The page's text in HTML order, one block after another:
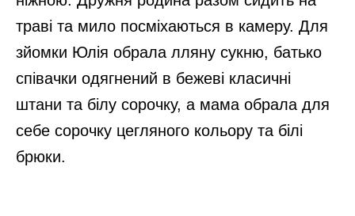
траві та мило посміхаються в камеру. Для
зйомки Юлія обрала лляну сукню, батько
співачки одягнений в бежеві класичні
штани та білу сорочку, а мама обрала для
себе сорочку цегляного кольору та білі
брюки.